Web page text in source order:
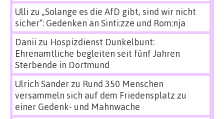
Ulli zu „Solange es die AfD gibt, sind wir nicht
sicher“: Gedenken an Sinti:zze und Rom:nja
Danii zu Hospizdienst Dunkelbunt:
Ehrenamtliche begleiten seit fünf Jahren
Sterbende in Dortmund
Ulrich Sanderzu Rund 350 Menschen
versammeln sich auf dem Friedensplatz zu
einer Gedenk- und Mahnwache